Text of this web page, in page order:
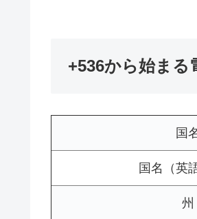
+536から始まる
国
国名（英
州